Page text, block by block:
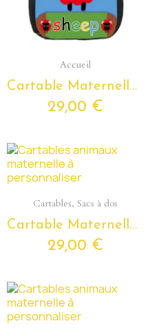
Aperçu rapide
Accueil
Cartable Maternelle Mouton Personnalisable avec Prénom
29,00 €
Aperçu rapide
Cartables, Sacs à dos
Cartable Maternelle OISEAU Personnalisable avec Prénom
29,00 €